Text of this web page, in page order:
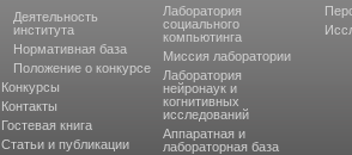
Деятельность
института
Нормативная база
Положение о конкурсе
Конкурсы
Контакты
Гостевая книга
Статьи и публикации
Лаборатория
социального
компьютинга
Миссия лаборатории
Лаборатория
нейронаук и
когнитивных
исследований
Аппаратная и
лабораторная база